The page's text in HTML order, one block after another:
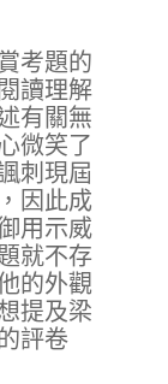
考題的
讀理解
有關無
微笑了
刺現屆
因此成
用示威
就不存
的外觀
提及梁
評卷